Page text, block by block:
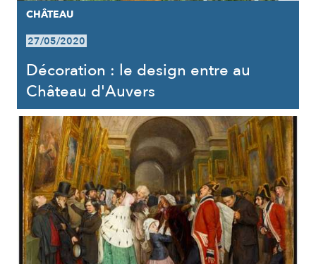
CHÂTEAU
27/05/2020
Décoration : le design entre au
Château d'Auvers